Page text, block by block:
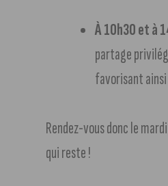
À 10h30 et à
partage
favorisant
Rendez-vous donc le
qui reste !